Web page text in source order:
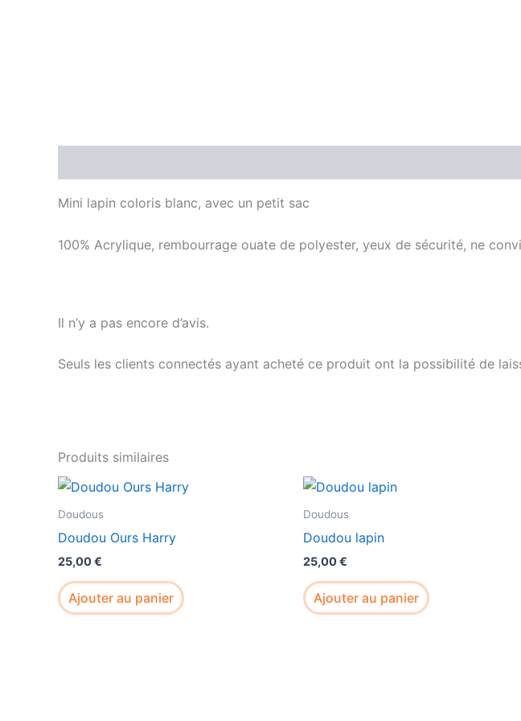
Mini lapin coloris blanc, avec un petit sac
100% Acrylique, rembourrage ouate de polyester, yeux de sécurité, ne
Il n’y a pas encore d’avis.
Seuls les clients connectés ayant acheté ce produit ont la possibilité de
Produits similaires
Doudous
Doudou Ours Harry
25,00€
Ajouter au panier
Doudous
Doudou lapin
25,00€
Ajouter au panier